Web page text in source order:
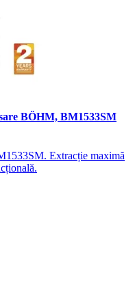
BÖHM, BM1533SM
Extracție maximă